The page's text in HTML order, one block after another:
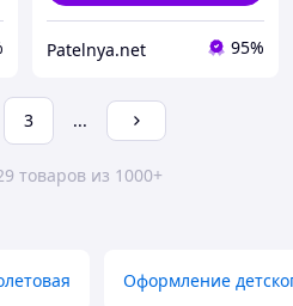
Patelnya.net 95%
3 ...
товаров из 1000+
Оформление